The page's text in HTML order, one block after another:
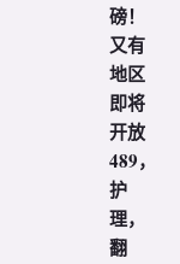
磅！
又有
地区
即将
开放
489，
护
理，
翻